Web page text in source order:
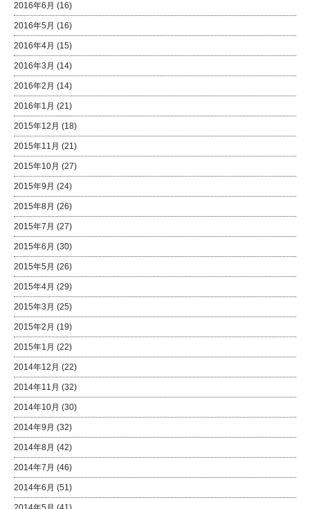
2016年6月 (16)
2016年5月 (16)
2016年4月 (15)
2016年3月 (14)
2016年2月 (14)
2016年1月 (21)
2015年12月 (18)
2015年11月 (21)
2015年10月 (27)
2015年9月 (24)
2015年8月 (26)
2015年7月 (27)
2015年6月 (30)
2015年5月 (26)
2015年4月 (29)
2015年3月 (25)
2015年2月 (19)
2015年1月 (22)
2014年12月 (22)
2014年11月 (32)
2014年10月 (30)
2014年9月 (32)
2014年8月 (42)
2014年7月 (46)
2014年6月 (51)